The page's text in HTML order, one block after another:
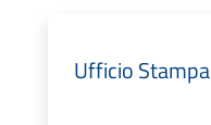
Ufficio Stampa